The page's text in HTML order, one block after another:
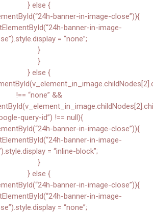
} else {
banner-in-image-close”)){
banner-in-image-
= “none”;
}
}
} else {
!== “none” &&
query-id”) !== null){
banner-in-image-close”)){
banner-in-image-
= “inline-block”;
}
} else {
banner-in-image-close”)){
banner-in-image-
= “none”;